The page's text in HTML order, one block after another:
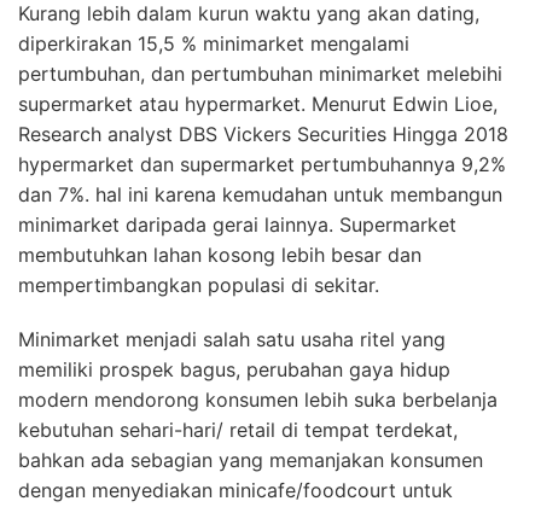
Kurang lebih dalam kurun waktu yang akan dating,
diperkirakan 15,5 % minimarket mengalami
pertumbuhan, dan pertumbuhan minimarket melebihi
supermarket atau hypermarket. Menurut Edwin Lioe,
Research analyst DBS Vickers Securities Hingga 2018
hypermarket dan supermarket pertumbuhannya 9,2%
dan 7%. hal ini karena kemudahan untuk membangun
minimarket daripada gerai lainnya. Supermarket
membutuhkan lahan kosong lebih besar dan
mempertimbangkan populasi di sekitar.
Minimarket menjadi salah satu usaha ritel yang
memiliki prospek bagus, perubahan gaya hidup
modern mendorong konsumen lebih suka berbelanja
kebutuhan sehari-hari/ retail di tempat terdekat,
bahkan ada sebagian yang memanjakan konsumen
dengan menyediakan minicafe/foodcourt untuk